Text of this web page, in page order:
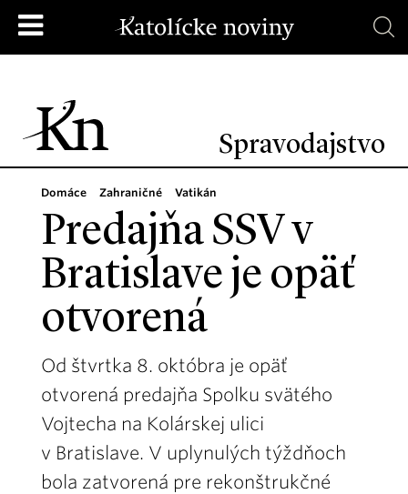
Spravodajstvo
Domáce Zahraničné Vatikán
Predajňa SSV v
Bratislave je opäť
otvorená
Od štvrtka 8. októbra je opäť
otvorená predajňa Spolku svätého
Vojtecha na Kolárskej ulici
v Bratislave. V uplynulých týždňoch
bola zatvorená pre rekonštrukčné